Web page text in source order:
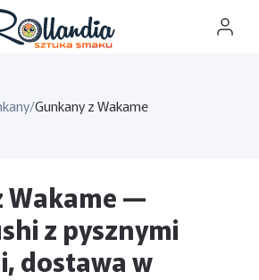
/Gunkany z Wakame
Wakame —
z pysznymi
dostawa w